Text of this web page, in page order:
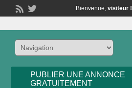
Bienvenue, visiteur !
PUBLIER UNE ANNONCE
GRATUITEMENT